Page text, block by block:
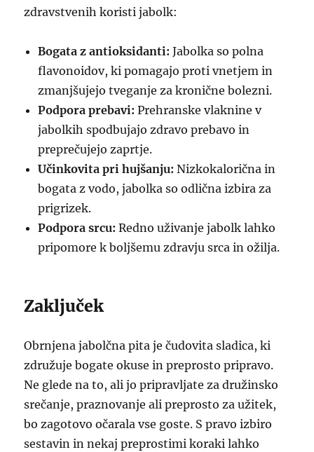
zdravstvenih koristi jabolk:
Bogata z antioksidanti: Jabolka so polna
flavonoidov, ki pomagajo proti vnetjem in
zmanjšujejo tveganje za kronične bolezni.
Podpora prebavi: Prehranske vlaknine v
jabolkih spodbujajo zdravo prebavo in
preprečujejo zaprtje.
Učinkovita pri hujšanju: Nizkokalorična in
bogata z vodo, jabolka so odlična izbira za
prigrizek.
Podpora srcu: Redno uživanje jabolk lahko
pripomore k boljšemu zdravju srca in ožilja.
Zaključek
Obrnjena jabolčna pita je čudovita sladica, ki
združuje bogate okuse in preprosto pripravo.
Ne glede na to, ali jo pripravljate za družinsko
srečanje, praznovanje ali preprosto za užitek,
bo zagotovo očarala vse goste. S pravo izbiro
sestavin in nekaj preprostimi koraki lahko